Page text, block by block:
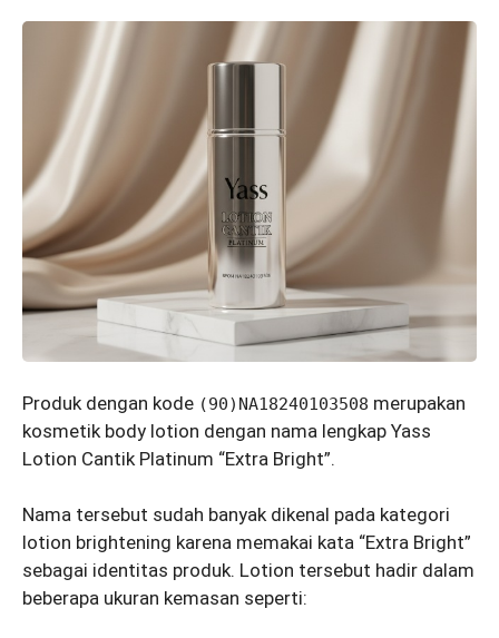
Produk dengan kode (90)NA18240103508 merupakan
kosmetik body lotion dengan nama lengkap Yass
Lotion Cantik Platinum “Extra Bright”.
Nama tersebut sudah banyak dikenal pada kategori
lotion brightening karena memakai kata “Extra Bright”
sebagai identitas produk. Lotion tersebut hadir dalam
beberapa ukuran kemasan seperti: